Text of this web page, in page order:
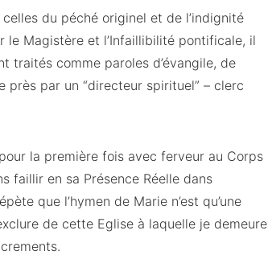
du péché originel et de l’indignité
le Magistère et l’Infaillibilité pontificale, il
traités comme paroles d’évangile, de
près par un “directeur spirituel” – clerc
la première fois avec ferveur au Corps
faillir en sa Présence Réelle dans
que l’hymen de Marie n’est qu’une
de cette Eglise à laquelle je demeure